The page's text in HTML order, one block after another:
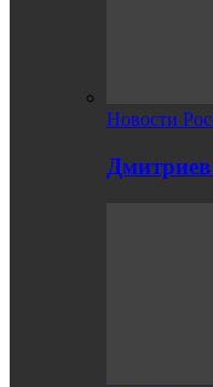
Новости